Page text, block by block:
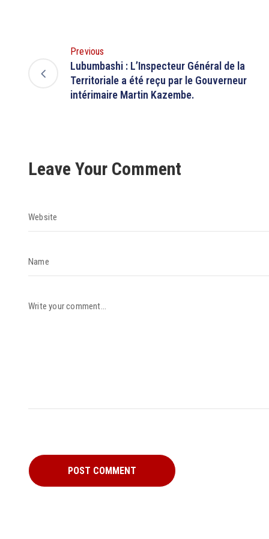
Previous
Lubumbashi : L’Inspecteur Général de la
Territoriale a été reçu par le Gouverneur
intérimaire Martin Kazembe.
Leave Your Comment